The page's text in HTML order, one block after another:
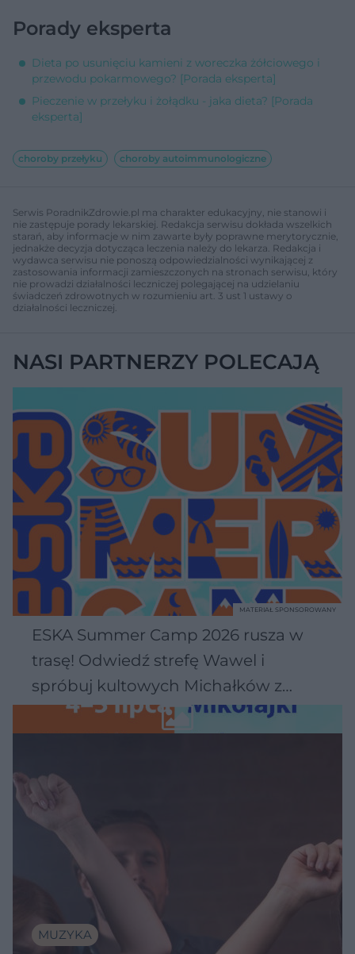
Porady eksperta
Dieta po usunięciu kamieni z woreczka żółciowego i
przewodu pokarmowego? [Porada eksperta]
Pieczenie w przełyku i żołądku - jaka dieta? [Porada
eksperta]
choroby przełyku choroby autoimmunologiczne
Serwis PoradnikZdrowie.pl ma charakter edukacyjny, nie stanowi i
nie zastępuje porady lekarskiej. Redakcja serwisu dokłada wszelkich
starań, aby informacje w nim zawarte były poprawne merytorycznie,
jednakże decyzja dotycząca leczenia należy do lekarza. Redakcja i
wydawca serwisu nie ponoszą odpowiedzialności wynikającej z
zastosowania informacji zamieszczonych na stronach serwisu, który
nie prowadzi działalności leczniczej polegającej na udzielaniu
świadczeń zdrowotnych w rozumieniu art. 3 ust 1 ustawy o
działalności leczniczej.
NASI PARTNERZY POLECAJĄ
ESKA Summer Camp 2026 rusza w
trasę! Odwiedź strefę Wawel i
spróbuj kultowych Michałków z
Wawelu
MATERIAŁ SPONSOROWANY
MUZYKA